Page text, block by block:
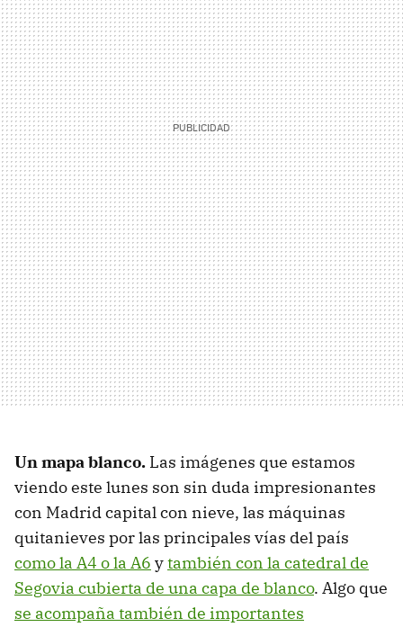
Un mapa blanco. Las imágenes que estamos
viendo este lunes son sin duda impresionantes
con Madrid capital con nieve, las máquinas
quitanieves por las principales vías del país
como la A4 o la A6 ytambién con la catedral de
Segovia cubierta de una capa de blanco. Algo que
se acompaña también de importantes